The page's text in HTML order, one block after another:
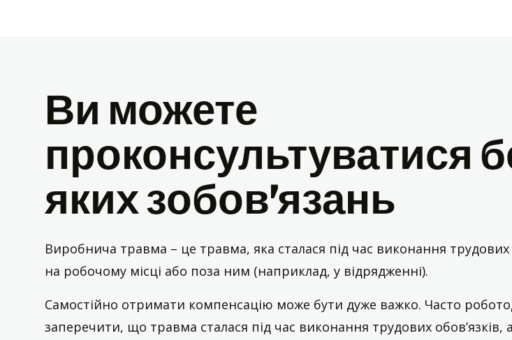
Ви можете
проконсультуватися
яких зобов’язань
Виробнича травма – це травма, яка сталася під час виконання
на робочому місці або поза ним (наприклад, у відрядженні).
Самостійно отримати компенсацію може бути дуже важко. Часто
заперечити, що травма сталася під час виконання трудових